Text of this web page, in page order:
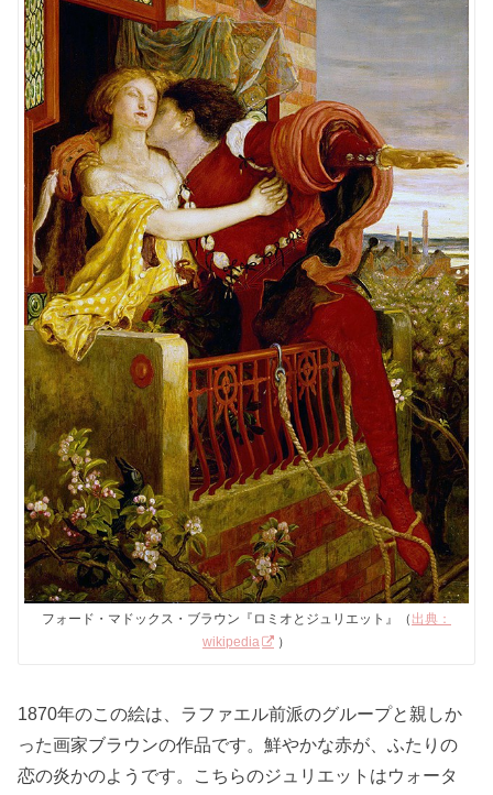
フォード・マドックス・ブラウン『ロミオとジュリエット』（ 出典：
wikipedia
）
1870年のこの絵は、ラファエル前派のグループと親しか
った画家ブラウンの作品です。鮮やかな赤が、ふたりの
恋の炎かのようです。こちらのジュリエットはウォータ